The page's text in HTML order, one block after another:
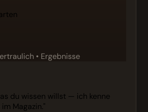
• Ergebnisse
du wissen willst — ich kenne
Magazin."